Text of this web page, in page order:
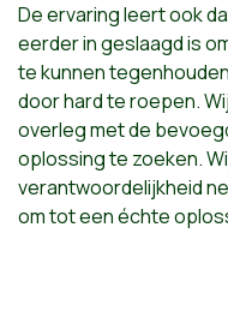
De ervaring leert ook
eerder in geslaagd is
te kunnen
door hard te roepen.
overleg met de
oplossing te zoeken.
verantwoordelijkheid
om tot een échte